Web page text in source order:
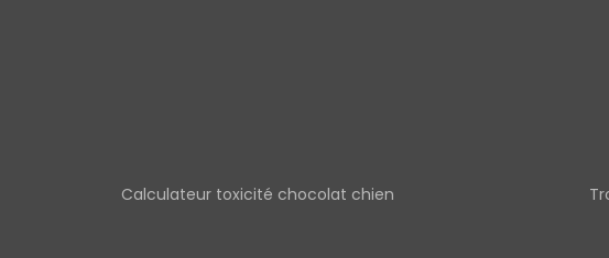
Calculateur toxicité chocolat chien